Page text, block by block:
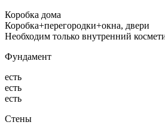
Коробка дома
Коробка+перегородки+окна, двери
Необходим только внутренний
Фундамент
есть
есть
есть
Стены